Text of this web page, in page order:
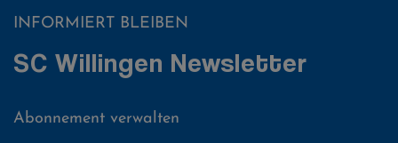
INFORMIERT BLEIBEN
SC Willingen Newsletter
Abonnement verwalten